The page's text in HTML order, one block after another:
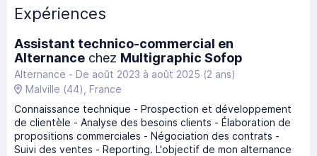
Expériences
Assistant technico-commercial en
Alternance chez Multigraphic Sofop
Alternance - De août 2023 à août 2025 (2 ans)
Malville (44) , France
Connaissance technique - Prospection et développement
de clientèle - Analyse des besoins clients - Élaboration de
propositions commerciales - Négociation des contrats -
Suivi des ventes - Reporting. L'objectif de mon alternance